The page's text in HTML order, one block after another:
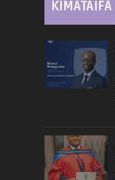
KIMATAIFA